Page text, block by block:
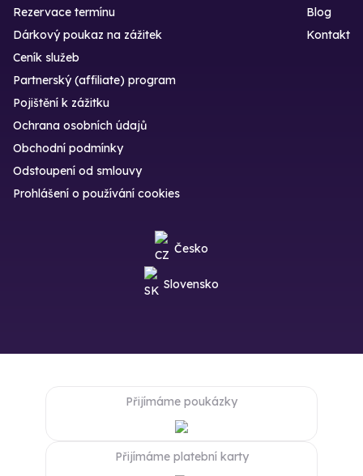
Rezervace termínu
Dárkový poukaz na zážitek
Blog
Kontakt
Ceník služeb
Partnerský (affiliate) program
Pojištění k zážitku
Ochrana osobních údajů
Obchodní podmínky
Odstoupení od smlouvy
Prohlášení o používání cookies
Česko
Slovensko
Přijímáme poukázky
Přijímáme platební karty